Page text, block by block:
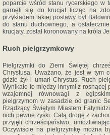
poparcie wśród stanu rycerskiego w
garnęli się do krucjat licząc na
przykładem takiej postawy był
do stanu duchownego, a
krucjaty, został koronowany na króla
Ruch pielgrzymkowy
Pielgrzymki do Ziemi Świętej
Chrystusa. Uważano, że jest w tym
gdzie żył i umarł Chrystus. Ruch
Wynikało to między innymi z
wzajemnej równowagi z
pielgrzymom w zasadzie od granic
Rządzący Świętym Miastem
nich pewne zyski. Całą drogę z
przyjęli chrześcijaństwo,
Oczywiście na pielgrzymkę można